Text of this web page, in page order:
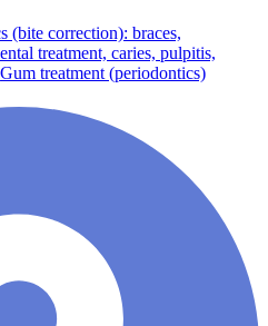
(bite correction): braces,
treatment, caries, pulpitis,
Gum treatment (periodontics)